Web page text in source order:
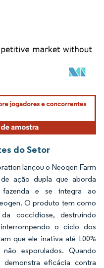
atribuição conforme CC BY 4.0.
do Setor
lançou o Neogen Farm
ação dupla que aborda
fazenda e se integra ao
O produto tem como
coccidiose, destruindo
o ciclo dos
que ele inativa até 100%
esporulados. Quando
eficácia contra